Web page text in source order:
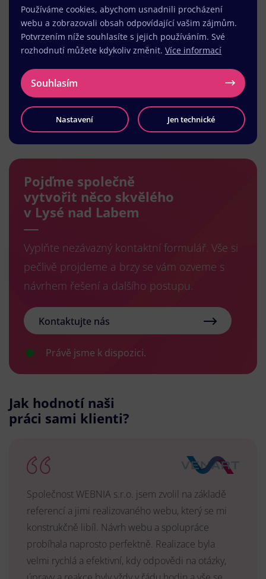
Načíst další
Pojďme společně
vytvořit něco skvělého
v Lysé nad Labem
Vyplňte nezávazný kontaktní formulář. Vše si
pečlivě projdeme a brzy se vám ozveme s
návrhem řešení a dalšího postupu.
Kontaktujte nás
Právě jsme k dispozici.
Jak hodnotí naši
práci sami klienti?
Společnost WEBNIA s.r.o. jsem zvolil na základě
referencí a jimi realizovaného webu, který se mi
konstrukčně libíl. Návrh webu a spolupráce
probíhala naprosto perfektně. Realizace byla
velmi rychlá a efektivní, kdy odpovědi na otázky,
Používáme cookies, abychom usnadnili procházení
webu a zobrazovali obsah odpovídající vašim zájmům.
Potvrzením níže souhlasíte s jejich používáním. Své
rozhodnutí můžete kdykoliv změnit. Více informací
Souhlasím
Nastavení Jen technické